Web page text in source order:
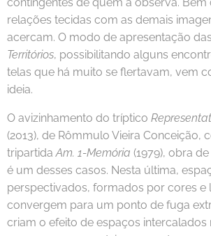
relações tecidas com as demais
acercam. O modo de apresentação
Territórios, possibilitando alguns
telas que há muito se flertavam, vem
ideia.
O avizinhamento do tríptico
(2013), de Rômmulo Vieira Conceição,
tripartidaAm. 1-Memória (1979), obra
é um desses casos. Nesta última,
perspectivados, formados por cores e
convergem para um ponto de fuga
criam o efeito de espaços